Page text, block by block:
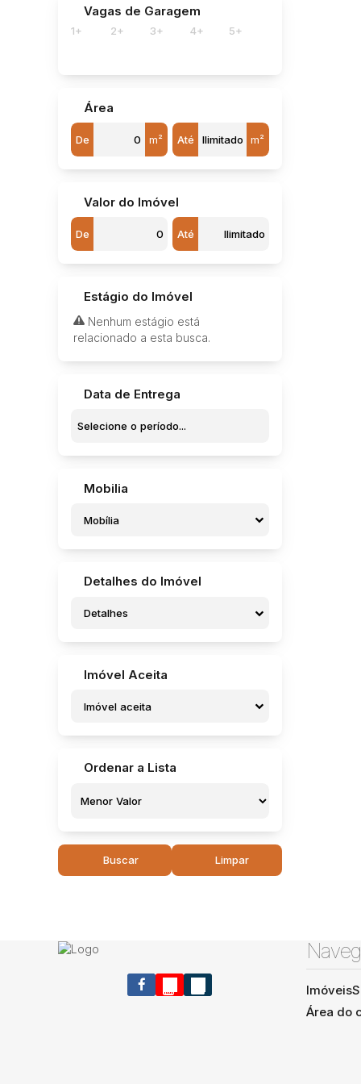
Vagas de Garagem
1+ 2+ 3+ 4+ 5+
Área
De m² Até m²
Valor do Imóvel
De Até
Estágio do Imóvel
Nenhum estágio está
relacionado a esta busca.
Data de Entrega
Mobilia
Mobília
Detalhes do Imóvel
Detalhes
Imóvel Aceita
Imóvel aceita
Ordenar a Lista
Buscar Limpar
Imóveis
Área do